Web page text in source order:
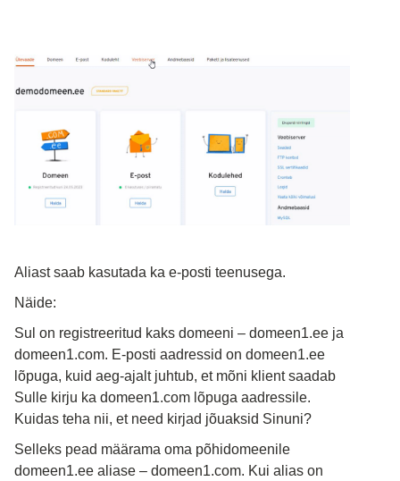
Aliast saab kasutada ka e-posti teenusega.
Näide:
Sul on registreeritud kaks domeeni – domeen1.ee ja
domeen1.com. E-posti aadressid on domeen1.ee
lõpuga, kuid aeg-ajalt juhtub, et mõni klient saadab
Sulle kirju ka domeen1.com lõpuga aadressile.
Kuidas teha nii, et need kirjad jõuaksid Sinuni?
Selleks pead määrama oma põhidomeenile
domeen1.ee aliase – domeen1.com. Kui alias on